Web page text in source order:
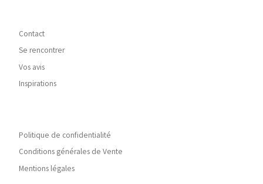
Contact
Se rencontrer
Vos avis
Inspirations
Politique de confidentialité
Conditions générales de Vente
Mentions légales